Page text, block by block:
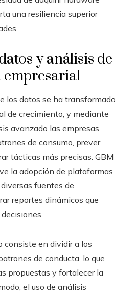
una resiliencia superior
y análisis de
los datos se ha transformado
de crecimiento, y mediante
avanzado las empresas
de consumo, prever
tácticas más precisas. GBM
la adopción de plataformas
fuentes de
reportes dinámicos que
consiste en dividir a los
de conducta, lo que
propuestas y fortalecer la
el uso de análisis